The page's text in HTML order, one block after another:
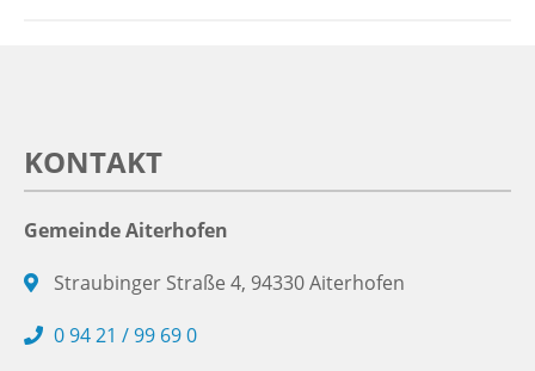
KONTAKT
Gemeinde Aiterhofen
Straubinger Straße 4, 94330 Aiterhofen
0 94 21 / 99 69 0